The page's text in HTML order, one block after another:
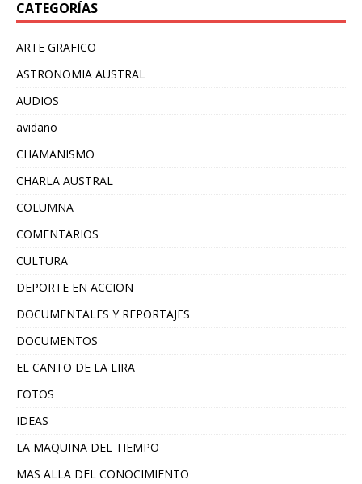
CATEGORÍAS
ARTE GRAFICO
ASTRONOMIA AUSTRAL
AUDIOS
avidano
CHAMANISMO
CHARLA AUSTRAL
COLUMNA
COMENTARIOS
CULTURA
DEPORTE EN ACCION
DOCUMENTALES Y REPORTAJES
DOCUMENTOS
EL CANTO DE LA LIRA
FOTOS
IDEAS
LA MAQUINA DEL TIEMPO
MAS ALLA DEL CONOCIMIENTO